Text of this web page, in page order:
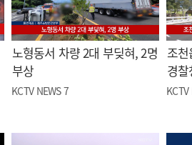
노형동서 차량 2대 부딪혀, 2명
부상
KCTV NEWS 7
조
경
KCTV